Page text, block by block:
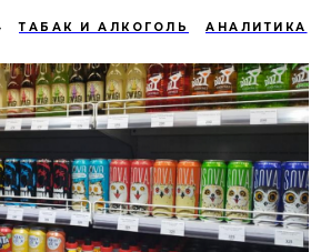
ТАБАК И АЛКОГОЛЬ АНАЛИТИКА